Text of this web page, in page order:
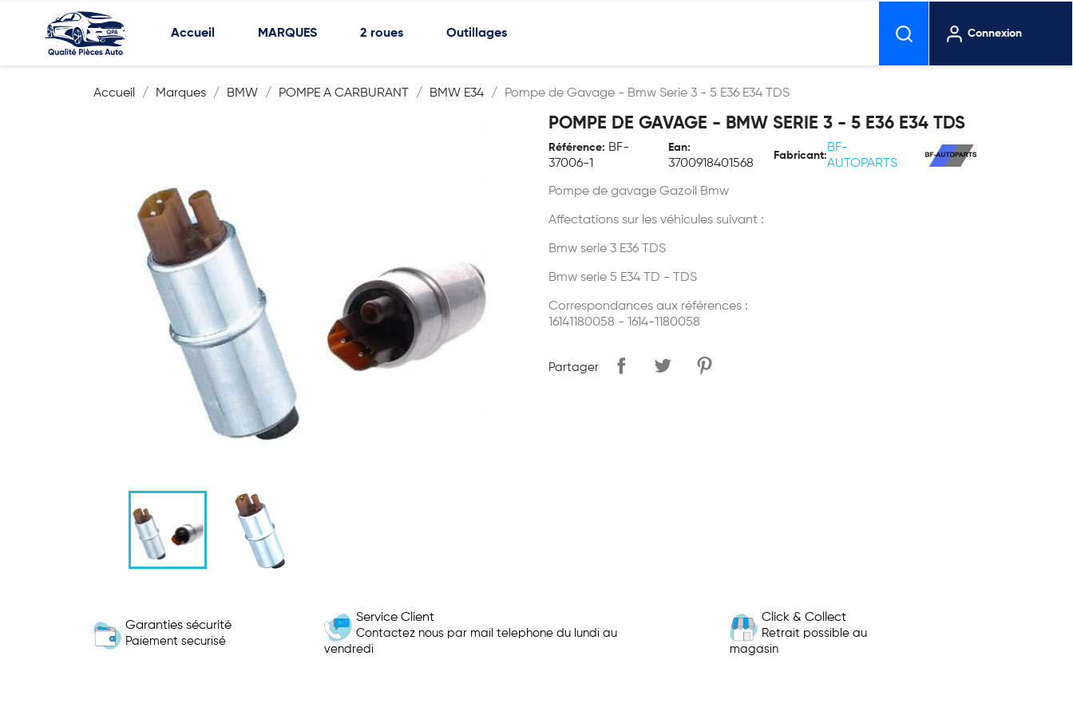
Accueil MARQUES 2 roues Outillages Connexion
Accueil Marques BMW POMPE A CARBURANT BMW E34 Pompe de Gavage - Bmw Serie 3 - 5 E36 E34 TDS
POMPE DE GAVAGE - BMW SERIE 3 - 5 E36 E34 TDS
Référence: BF-
37006-1
Ean:
3700918401568
Fabricant:
BF-
AUTOPARTS
Pompe de gavage Gazoil Bmw
Affectations sur les véhicules suivant :
Bmw serie 3 E36 TDS
Bmw serie 5 E34 TD - TDS
Correspondances aux références :
16141180058 - 1614-1180058
Partager
Garanties sécurité
Paiement securisé
Service Client
Contactez nous par mail telephone du lundi au
vendredi
Click & Collect
Retrait possible au
magasin